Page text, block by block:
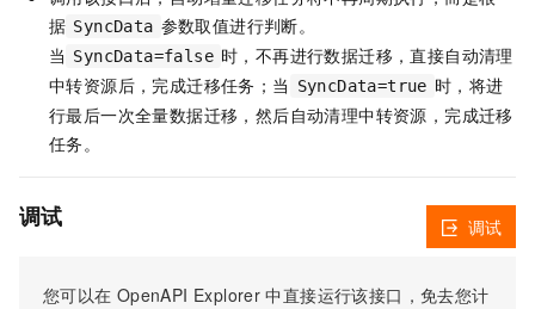
据 SyncData 参数取值进行判断。
当 SyncData=false 时，不再进行数据迁移，直接自动清理
中转资源后，完成迁移任务；当
SyncData=true 时，将进
行最后一次全量数据迁移，然后自动清理中转资源，完成迁移
任务。
调试
您可以在 OpenAPI Explorer 中直接运行该接口，免去您计
调试